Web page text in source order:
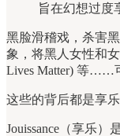
旨在幻想过度
黑脸滑稽戏，杀害
象，将黑人女性和
Lives Matter) 等……
这些的背后都是享乐
Jouissance（享乐